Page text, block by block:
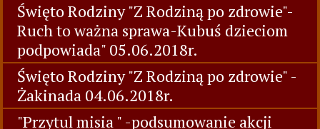
Święto Rodziny "Z Rodziną po zdrowie"-
Ruch to ważna sprawa-Kubuś dzieciom
podpowiada" 05.06.2018r.
Święto Rodziny "Z Rodziną po zdrowie" -
Żakinada 04.06.2018r.
"Przytul misia " -podsumowanie akcji